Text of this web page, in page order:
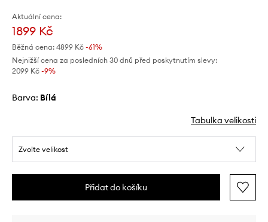
Aktuální cena:
1899 Kč
Běžná cena: 4899 Kč -61%
Nejnižší cena za posledních 30 dnů před poskytnutím slevy:
2099 Kč -9%
Barva: bílá
Tabulka velikosti
Zvolte velikost
Přidat do košíku